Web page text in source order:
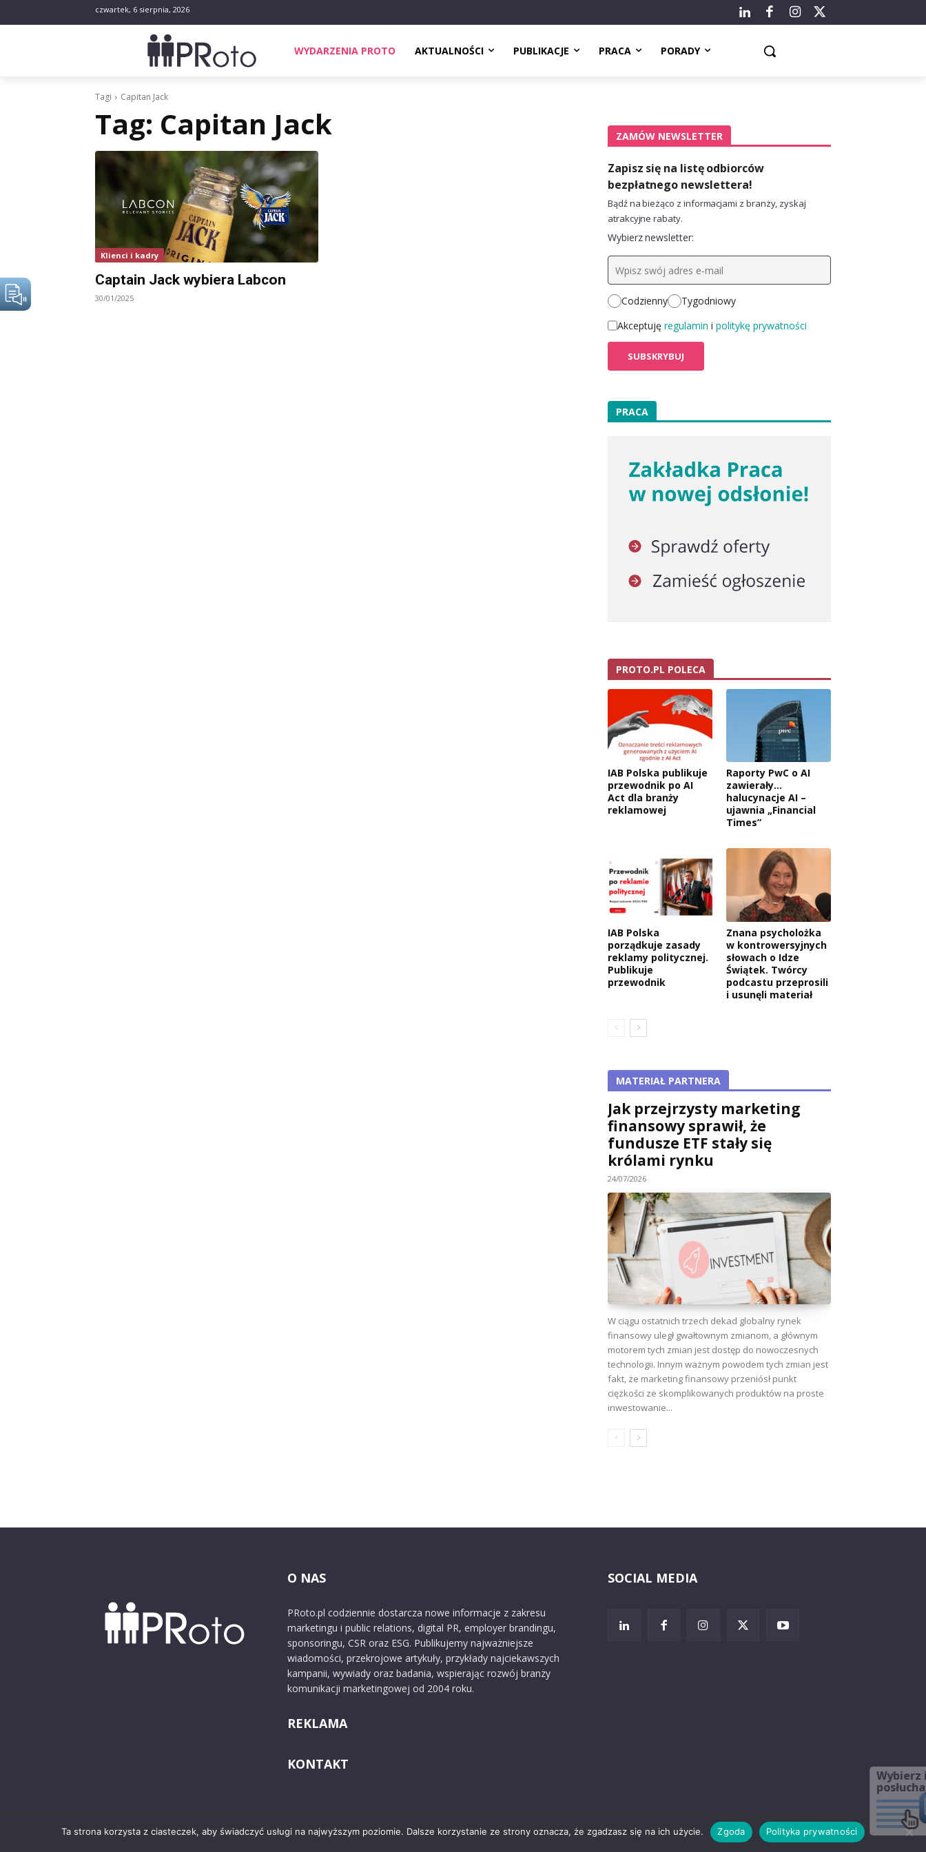
czwartek, 6 sierpnia, 2026
WYDARZENIA PROTO AKTUALNOŚCI PUBLIKACJE PRACA PORADY
Tagi Capitan Jack
Tag: Capitan Jack
Klienci i kadry
Captain Jack wybiera Labcon
30/01/2025
ZAMÓW NEWSLETTER
Zapisz się na listę odbiorców
bezpłatnego newslettera!
Bądź na bieżąco z informacjami z branży, zyskaj
atrakcyjne rabaty.
Wybierz newsletter:
Codzienny
Tygodniowy
Akceptuję regulamin i politykę prywatności
PRACA
PROTO.PL POLECA
IAB Polska publikuje
przewodnik po AI
Act dla branży
reklamowej
Raporty PwC o AI
zawierały…
halucynacje AI –
ujawnia „Financial
Times”
IAB Polska
porządkuje zasady
reklamy politycznej.
Publikuje
przewodnik
Znana psycholożka
w kontrowersyjnych
słowach o Idze
Świątek. Twórcy
podcastu przeprosili
i usunęli materiał
MATERIAŁ PARTNERA
Jak przejrzysty marketing
finansowy sprawił, że
fundusze ETF stały się
królami rynku
24/07/2026
W ciągu ostatnich trzech dekad globalny rynek
finansowy uległ gwałtownym zmianom, a głównym
motorem tych zmian jest dostęp do nowoczesnych
technologii. Innym ważnym powodem tych zmian jest
fakt, że marketing finansowy przeniósł punkt
ciężkości ze skomplikowanych produktów na proste
inwestowanie...
O NAS
PRoto.pl codziennie dostarcza nowe informacje z zakresu
marketingu i public relations, digital PR, employer brandingu,
sponsoringu, CSR oraz ESG. Publikujemy najważniejsze
wiadomości, przekrojowe artykuły, przykłady najciekawszych
kampanii, wywiady oraz badania, wspierając rozwój branży
komunikacji marketingowej od 2004 roku.
REKLAMA
KONTAKT
SOCIAL MEDIA
© 2024 PRoto.pl O nas Reklama Zastrzeżenia prawne
Ta strona korzysta z ciasteczek, aby świadczyć usługi na najwyższym poziomie. Dalsze korzystanie ze strony oznacza, że zgadzasz się na ich użycie. Zgoda Polityka prywatności
Wybierz i
posłuchaj